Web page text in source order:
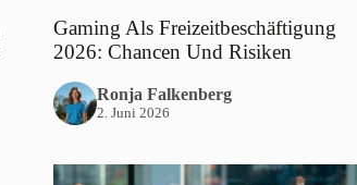
Gaming Als Freizeitbeschäftigung
2026: Chancen Und Risiken
Ronja Falkenberg
2. Juni 2026